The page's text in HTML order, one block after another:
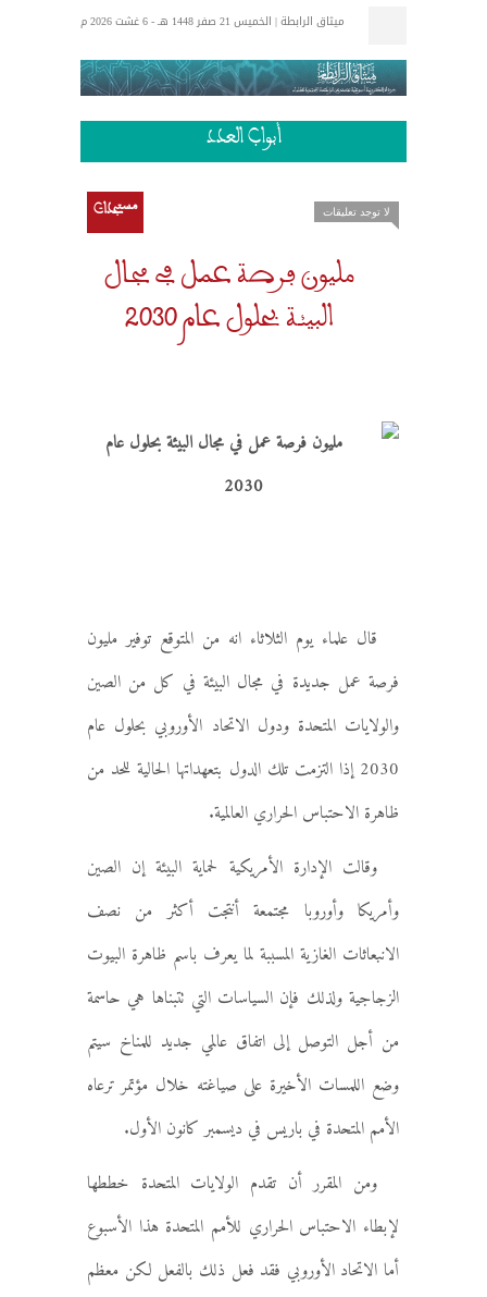
ميثاق الرابطة | الخميس 21 صفر 1448 هـ - 6 غشت 2026 م
إتصل بنا
الكتاب الذهبي
الرئيسية
أبواب العدد
مستجدات لا توجد تعليقات
مليون فرصة عمل في مجال
البيئة بحلول عام 2030
قال علماء يوم الثلاثاء انه من المتوقع توفير مليون
فرصة عمل جديدة في مجال البيئة في كل من الصين
والولايات المتحدة ودول الاتحاد الأوروبي بحلول عام
2030 إذا التزمت تلك الدول بتعهداتها الحالية للحد من
ظاهرة الاحتباس الحراري العالمية.
وقالت الإدارة الأمريكية لحماية البيئة إن الصين
وأمريكا وأوروبا مجتمعة أنتجت أكثر من نصف
الانبعاثات الغازية المسببة لما يعرف باسم ظاهرة البيوت
الزجاجية ولذلك فإن السياسات التي تتبناها هي حاسمة
من أجل التوصل إلى اتفاق عالمي جديد للمناخ سيتم
وضع اللمسات الأخيرة على صياغته خلال مؤتمر ترعاه
الأمم المتحدة في باريس في ديسمبر كانون الأول.
ومن المقرر أن تقدم الولايات المتحدة خططها
لإبطاء الاحتباس الحراري للأمم المتحدة هذا الأسبوع
أما الاتحاد الأوروبي فقد فعل ذلك بالفعل لكن معظم